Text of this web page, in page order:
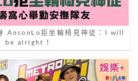
AnsonLo拒坐輪椅見神徒：I will
be alright！